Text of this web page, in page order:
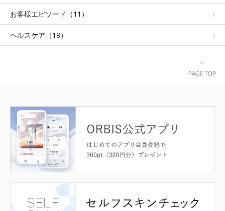
お客様エピソード（11）
ヘルスケア（18）